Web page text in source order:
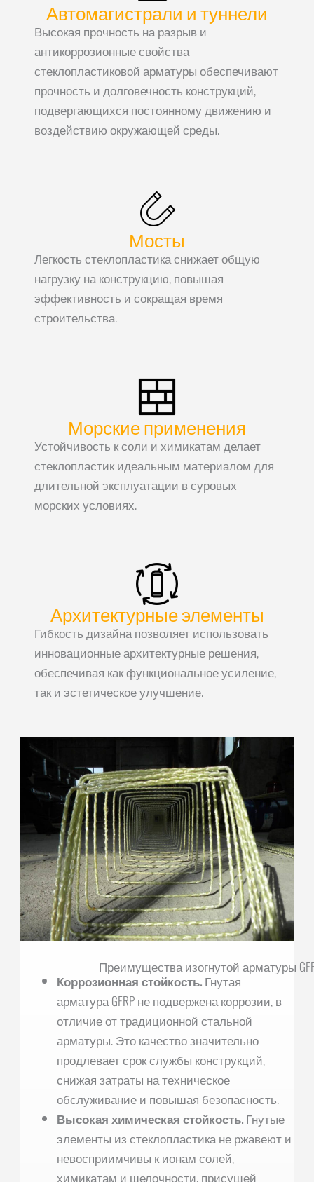
Автомагистрали и туннели
Высокая прочность на разрыв и
антикоррозионные свойства
стеклопластиковой арматуры обеспечивают
прочность и долговечность конструкций,
подвергающихся постоянному движению и
воздействию окружающей среды.
Мосты
Легкость стеклопластика снижает общую
нагрузку на конструкцию, повышая
эффективность и сокращая время
строительства.
Морские применения
Устойчивость к соли и химикатам делает
стеклопластик идеальным материалом для
длительной эксплуатации в суровых
морских условиях.
Архитектурные элементы
Гибкость дизайна позволяет использовать
инновационные архитектурные решения,
обеспечивая как функциональное усиление,
так и эстетическое улучшение.
Преимущества изогнутой арматуры
Коррозионная стойкость.Гнутая
арматура GFRP не подвержена коррозии, в
отличие от традиционной стальной
арматуры. Это качество значительно
продлевает срок службы конструкций,
снижая затраты на техническое
обслуживание и повышая безопасность.
Высокая химическая стойкость.Гнутые
элементы из стеклопластика не ржавеют и
невосприимчивы к ионам солей,
химикатам и щелочности, присущей